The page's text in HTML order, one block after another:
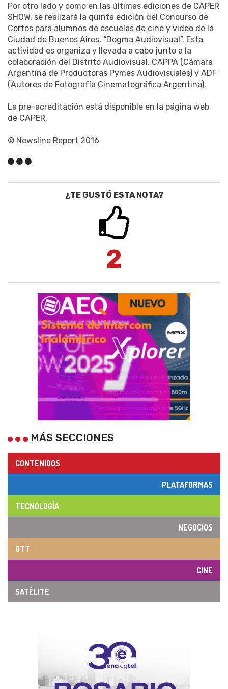
Por otro lado y como en las últimas ediciones de CAPER
SHOW, se realizará la quinta edición del Concurso de
Cortos para alumnos de escuelas de cine y video de la
Ciudad de Buenos Aires, “Dogma Audiovisual”. Esta
actividad es organiza y llevada a cabo junto a la
colaboración del Distrito Audiovisual, CAPPA (Cámara
Argentina de Productoras Pymes Audiovisuales) y ADF
(Autores de Fotografía Cinematográfica Argentina).
La pre-acreditación está disponible en la página web
de CAPER.
© Newsline Report 2016
¿TE GUSTÓ ESTA NOTA?
2
MÁS SECCIONES
CONTENIDOS
PLATAFORMAS
TECNOLOGÍA
NEGOCIOS
OTT
CINE
SATÉLITE